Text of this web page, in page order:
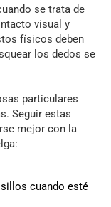
se trata de
visual y
físicos deben
los dedos se
particulares
Seguir estas
mejor con la
cuando esté